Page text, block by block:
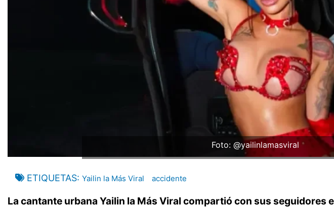
Foto: @yailinlamasviral
ETIQUETAS Yailin la Más Viral accidente
La cantante urbana Yailin la Más Viral compartió con sus seguidores